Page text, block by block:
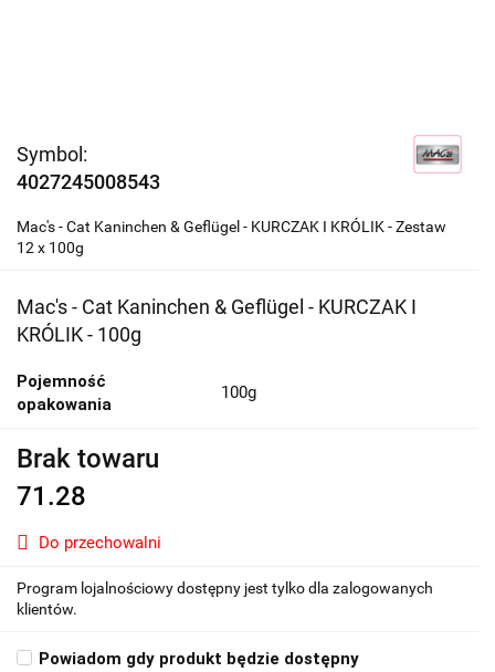
Symbol:
4027245008543
Mac's - Cat Kaninchen & Geflügel - KURCZAK I KRÓLIK - Zestaw
12 x 100g
Mac's - Cat Kaninchen & Geflügel - KURCZAK I
KRÓLIK - 100g
Pojemność
opakowania
100g
Brak towaru
71.28
Do przechowalni
Program lojalnościowy dostępny jest tylko dla zalogowanych
klientów.
Powiadom gdy produkt będzie dostępny